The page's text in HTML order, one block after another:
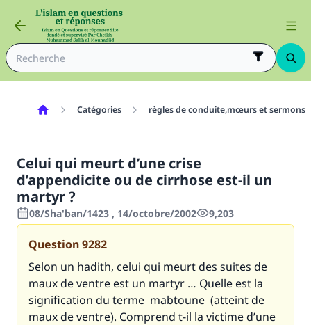
Catégories règles de conduite,mœurs et sermons
Celui qui meurt d’une crise
d’appendicite ou de cirrhose est-il un
martyr ?
08/Sha'ban/1423 , 14/octobre/2002 9,203
Question9282
Selon un hadith, celui qui meurt des suites de
maux de ventre est un martyr … Quelle est la
signification du terme mabtoune (atteint de
maux de ventre). Comprend t-il la victime d’une